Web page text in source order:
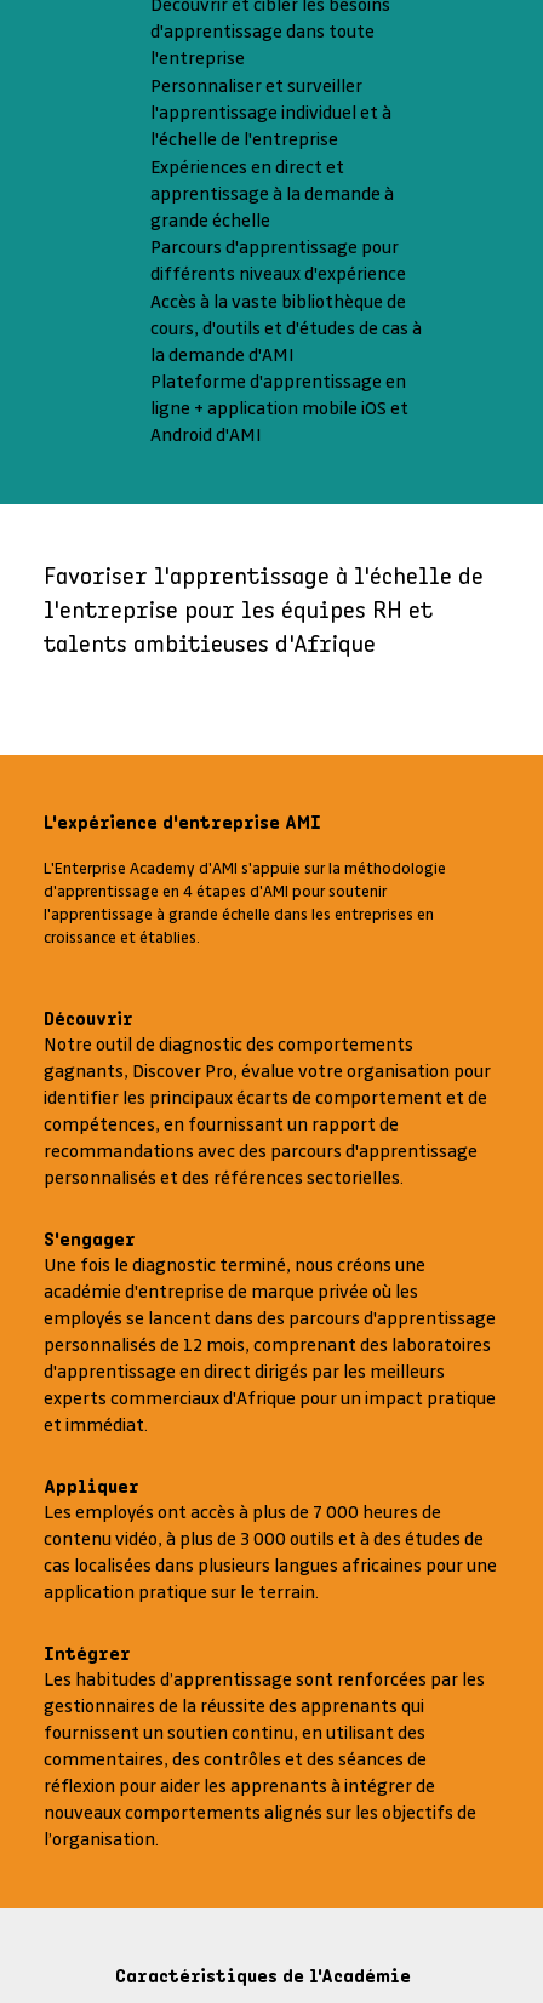
Découvrir et cibler les besoins
d'apprentissage dans toute
l'entreprise
Personnaliser et surveiller
l'apprentissage individuel et à
l'échelle de l'entreprise
Expériences en direct et
apprentissage à la demande à
grande échelle
Parcours d'apprentissage pour
différents niveaux d'expérience
Accès à la vaste bibliothèque de
cours, d'outils et d'études de cas à
la demande d'AMI
Plateforme d'apprentissage en
ligne + application mobile iOS et
Android d'AMI
Favoriser l'apprentissage à l'échelle de
l'entreprise pour les équipes RH et
talents ambitieuses d'Afrique
L'expérience d'entreprise AMI
L'Enterprise Academy d'AMI s'appuie sur la méthodologie
d'apprentissage en 4 étapes d'AMI pour soutenir
l'apprentissage à grande échelle dans les entreprises en
croissance et établies.
Découvrir
Notre outil de diagnostic des comportements
gagnants, Discover Pro, évalue votre organisation pour
identifier les principaux écarts de comportement et de
compétences, en fournissant un rapport de
recommandations avec des parcours d'apprentissage
personnalisés et des références sectorielles.
S'engager
Une fois le diagnostic terminé, nous créons une
académie d'entreprise de marque privée où les
employés se lancent dans des parcours d'apprentissage
personnalisés de 12 mois, comprenant des laboratoires
d'apprentissage en direct dirigés par les meilleurs
experts commerciaux d'Afrique pour un impact pratique
et immédiat.
Appliquer
Les employés ont accès à plus de 7 000 heures de
contenu vidéo, à plus de 3 000 outils et à des études de
cas localisées dans plusieurs langues africaines pour une
application pratique sur le terrain.
Intégrer
Les habitudes d’apprentissage sont renforcées par les
gestionnaires de la réussite des apprenants qui
fournissent un soutien continu, en utilisant des
commentaires, des contrôles et des séances de
réflexion pour aider les apprenants à intégrer de
nouveaux comportements alignés sur les objectifs de
l’organisation.
Caractéristiques de l'Académie